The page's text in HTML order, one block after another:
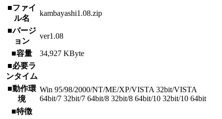
■ファイ
ル名
kambayashi1.08.zip
■バージ
ョン
ver1.08
■容量
34,927 KByte
■必要ラ
ンタイム
■動作環
境
Win 95/98/2000/NT/ME/XP/VISTA 32bit/VISTA
64bit/7 32bit/7 64bit/8 32bit/8 64bit/10 32bit/10 64bit
■特徴